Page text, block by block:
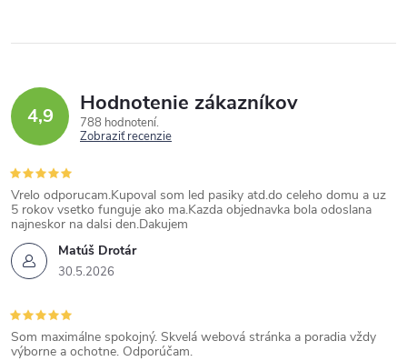
4,9 Hodnotenie zákazníkov
788 hodnotení
Zobraziť recenzie
Matúš Drotár
30.5.2026
Vrelo odporucam.Kupoval som led pasiky atd.do celeho domu a uz
5 rokov vsetko funguje ako ma.Kazda objednavka bola odoslana
najneskor na dalsi den.Dakujem
Som maximálne spokojný. Skvelá webová stránka a poradia vždy
výborne a ochotne. Odporúčam.